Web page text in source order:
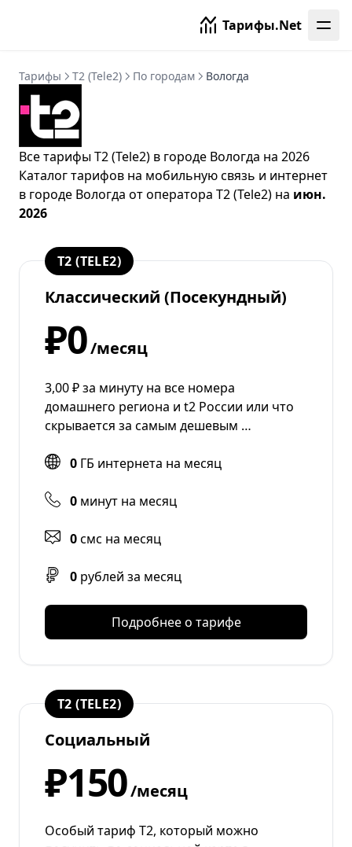
Тарифы.Net
Тарифы T2 (Tele2) По городам Вологда
Все тарифы T2 (Tele2) в городе Вологда на 2026
Каталог тарифов на мобильную связь и интернет
в городе Вологда отоператора T2 (Tele2) на июн.
2026
T2 (TELE2)
Классический (Посекундный)
₽0/месяц
3,00 ₽ за минуту на все номера
домашнего региона и t2 России или что
скрывается за самым дешевым …
0 ГБ интернета на месяц
0 минут на месяц
0смс на месяц
0 рублей за месяц
Подробнее о тарифе
T2 (TELE2)
Социальный
₽150/месяц
Особый тариф Т2, который можно